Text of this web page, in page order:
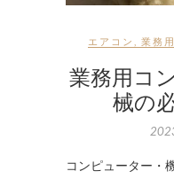
エアコン 業務用
業務用コ
械の
コンピューター・